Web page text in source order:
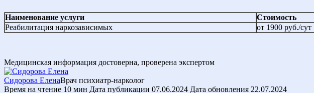
Наименование услуги
Стоимость
Реабилитация наркозависимых
от 1900 руб./сут
Медицинская информация достоверна, проверена экспертом
Сидорова ЕленаВрач психиатр-нарколог
Время на чтение 10 мин Дата публикации 07.06.2024 Дата обновления 22.07.2024